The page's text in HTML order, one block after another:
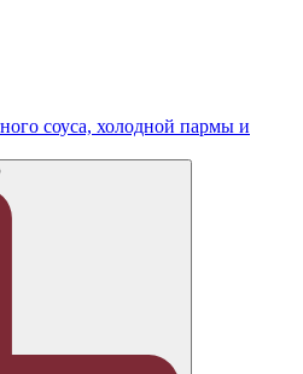
соуса, холодной пармы и